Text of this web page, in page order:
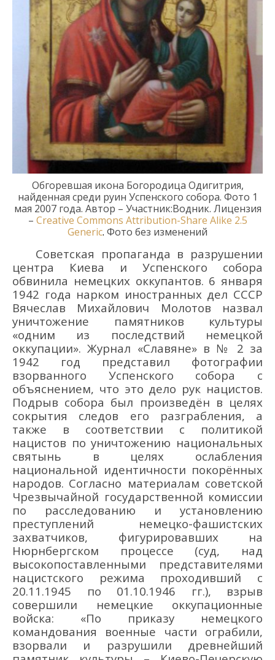
Обгоревшая икона Богородица Одигитрия,
найденная среди руин Успенского собора. Фото 1
мая 2007 года. Автор – Участник:Водник. Лицензия
– Creative Commons Attribution-Share Alike 2.5
Generic. Фото без изменений
Советская пропаганда в разрушении
центра Киева и Успенского собора
обвинила немецких оккупантов. 6 января
1942 года нарком иностранных дел СССР
Вячеслав Михайлович Молотов назвал
уничтожение памятников культуры
«одним из последствий немецкой
оккупации». Журнал «Славяне» в №
2 за
1942 год представил фотографии
взорванного Успенского собора с
объяснением, что это дело рук нацистов.
Подрыв собора был произведён в целях
сокрытия следов его разграбления, а
также в соответствии с политикой
нацистов по уничтожению национальных
святынь в целях ослабления
национальной идентичности покорённых
народов. Согласно материалам советской
Чрезвычайной государственной комиссии
по расследованию и установлению
преступлений немецко-фашистских
захватчиков, фигурировавших на
Нюрнбергском процессе (суд, над
высокопоставленными представителями
нацистского режима проходивший с
20.11.1945 по 01 .10.1946 гг.), взрыв
совершили немецкие оккупационные
войска: «По приказу немецкого
командования военные части ограбили,
взорвали и разрушили древнейший